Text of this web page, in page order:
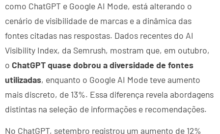
como ChatGPT e Google AI Mode, está alterando o
cenário de visibilidade de marcas e a dinâmica das
fontes citadas nas respostas. Dados recentes do AI
Visibility Index, da Semrush, mostram que, em outubro,
o ChatGPT quase dobrou a diversidade de fontes
utilizadas, enquanto o Google AI Mode teve aumento
mais discreto, de 13%. Essa diferença revela abordagens
distintas na seleção de informações e recomendações.
No ChatGPT, setembro registrou um aumento de 12%